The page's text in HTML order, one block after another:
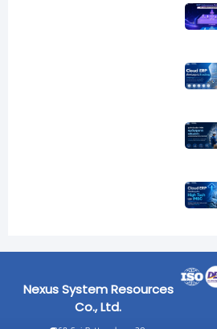
Nexus System Resources
Co., Ltd.